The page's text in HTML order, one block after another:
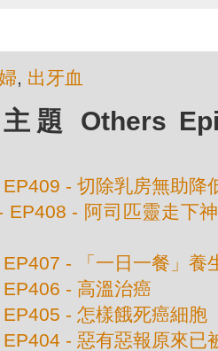
, 出牙血
題 Others
EP409 - 切除乳房無助降
EP408 - 阿司匹靈走下
EP407 - 「一日一餐」養
EP406 - 高溫治癌
EP405 - 怎樣餓死癌細胞
EP404 - 惡有惡報原來已